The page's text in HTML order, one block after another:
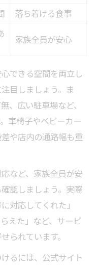
落ち着ける食事
家族全員が安心
できる空間を両立し
目しましょう。ま
、広い駐車場など、
車椅子やベビーカー
や店内の通路幅も重
など、家族全員が安
認しましょう。実際
対応してくれた」
えた」など、サービ
られています。
るには、公式サイト